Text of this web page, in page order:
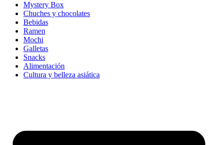
Mystery Box
Chuches y chocolates
Bebidas
Ramen
Mochi
Galletas
Snacks
Alimentación
Cultura y belleza asiática